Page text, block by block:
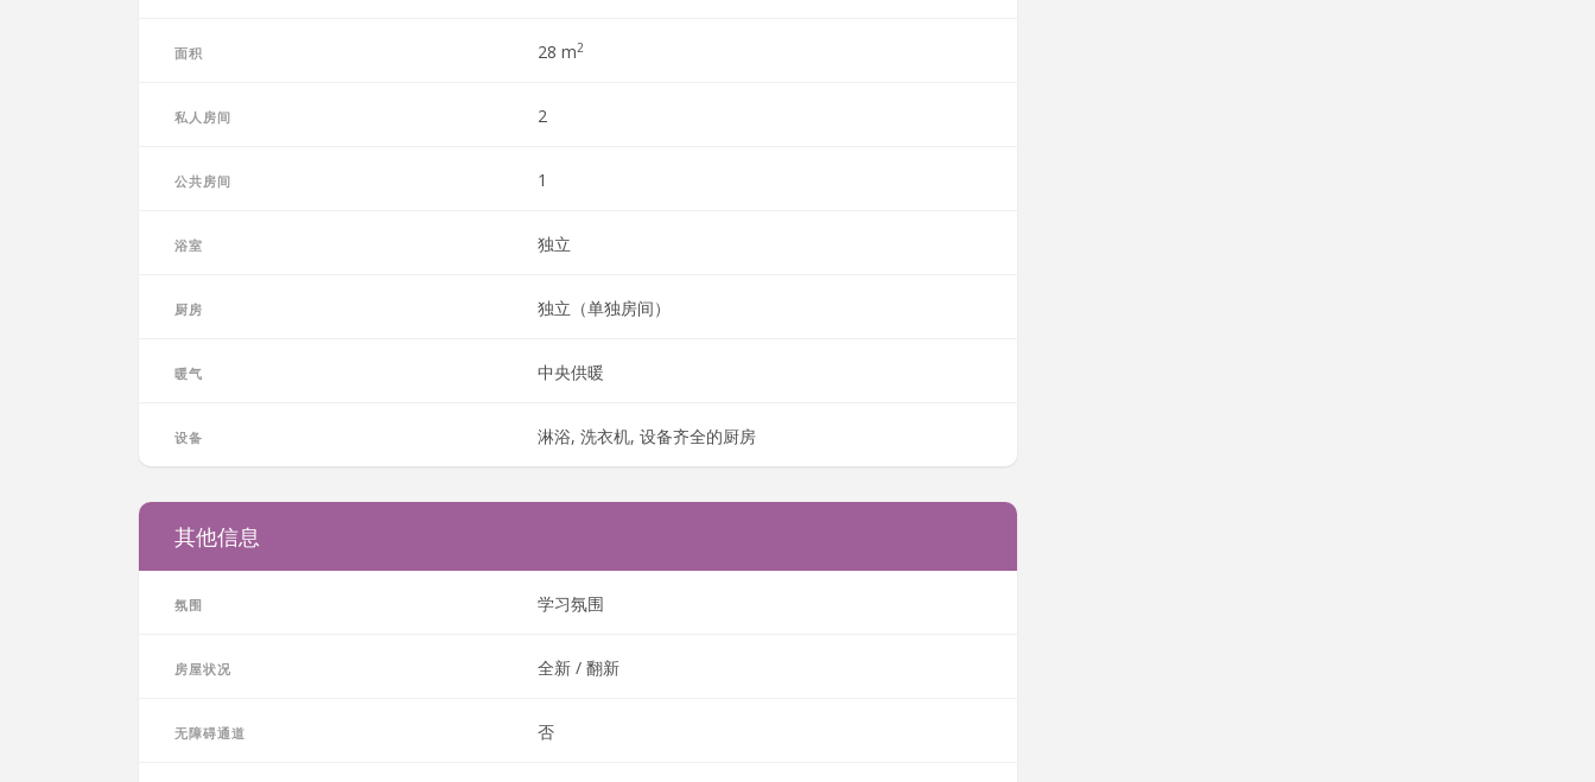
面积 28 m2
私人房间 2
公共房间 1
浴室 独立
厨房 独立（单独房间）
暖气 中央供暖
设备 淋浴, 洗衣机, 设备齐全的厨房
其他信息
氛围 学习氛围
房屋状况 全新 / 翻新
无障碍通道 否